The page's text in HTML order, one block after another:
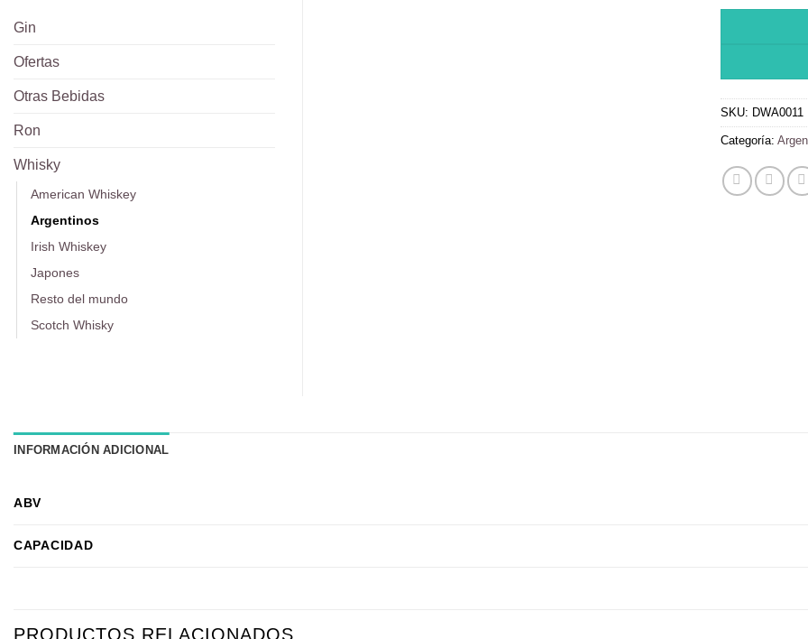
SKU: DWA0011
Categoría:
Gin
Ofertas
Otras Bebidas
Ron
Whisky
American Whiskey
Argentinos
Irish Whiskey
Japones
Resto del mundo
Scotch Whisky
INFORMACIÓN ADICIONAL
ABV
CAPACIDAD
PRODUCTOS RELACIONADOS